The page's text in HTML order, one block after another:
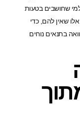
שחושבים בטעות
שאין להם, כדי
בתנאים נוחים